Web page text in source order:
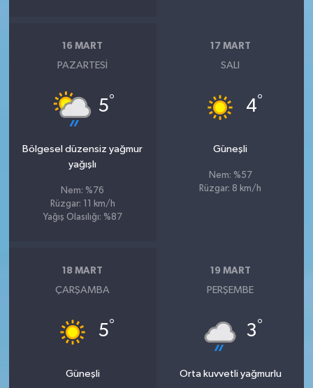
16 MART
PAZARTESI
5°
Bölgesel düzensiz yağmur
yağışlı
Nem: %76
Rüzgar: 11 km/h
Yağış Olasılığı: %87
17 MART
SALI
4°
Güneşli
Nem: %57
Rüzgar: 8 km/h
18 MART
ÇARŞAMBA
5°
Güneşli
19 MART
PERŞEMBE
3°
Orta kuvvetli yağmurlu